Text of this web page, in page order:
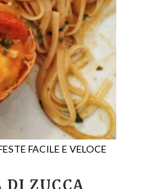
FACILE E VELOCE
DI ZUCCA